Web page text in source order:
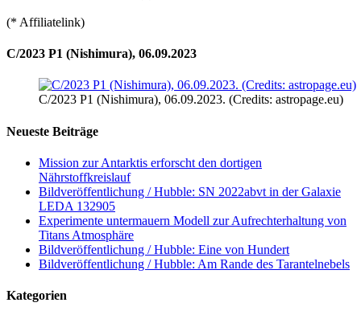
(* Affiliatelink)
C/2023 P1 (Nishimura), 06.09.2023
C/2023 P1 (Nishimura), 06.09.2023. (Credits: astropage.eu)
Neueste Beiträge
Mission zur Antarktis erforscht den dortigen
Nährstoffkreislauf
Bildveröffentlichung / Hubble: SN 2022abvt in der Galaxie
LEDA 132905
Experimente untermauern Modell zur Aufrechterhaltung von
Titans Atmosphäre
Bildveröffentlichung / Hubble: Eine von Hundert
Bildveröffentlichung / Hubble: Am Rande des Tarantelnebels
Kategorien